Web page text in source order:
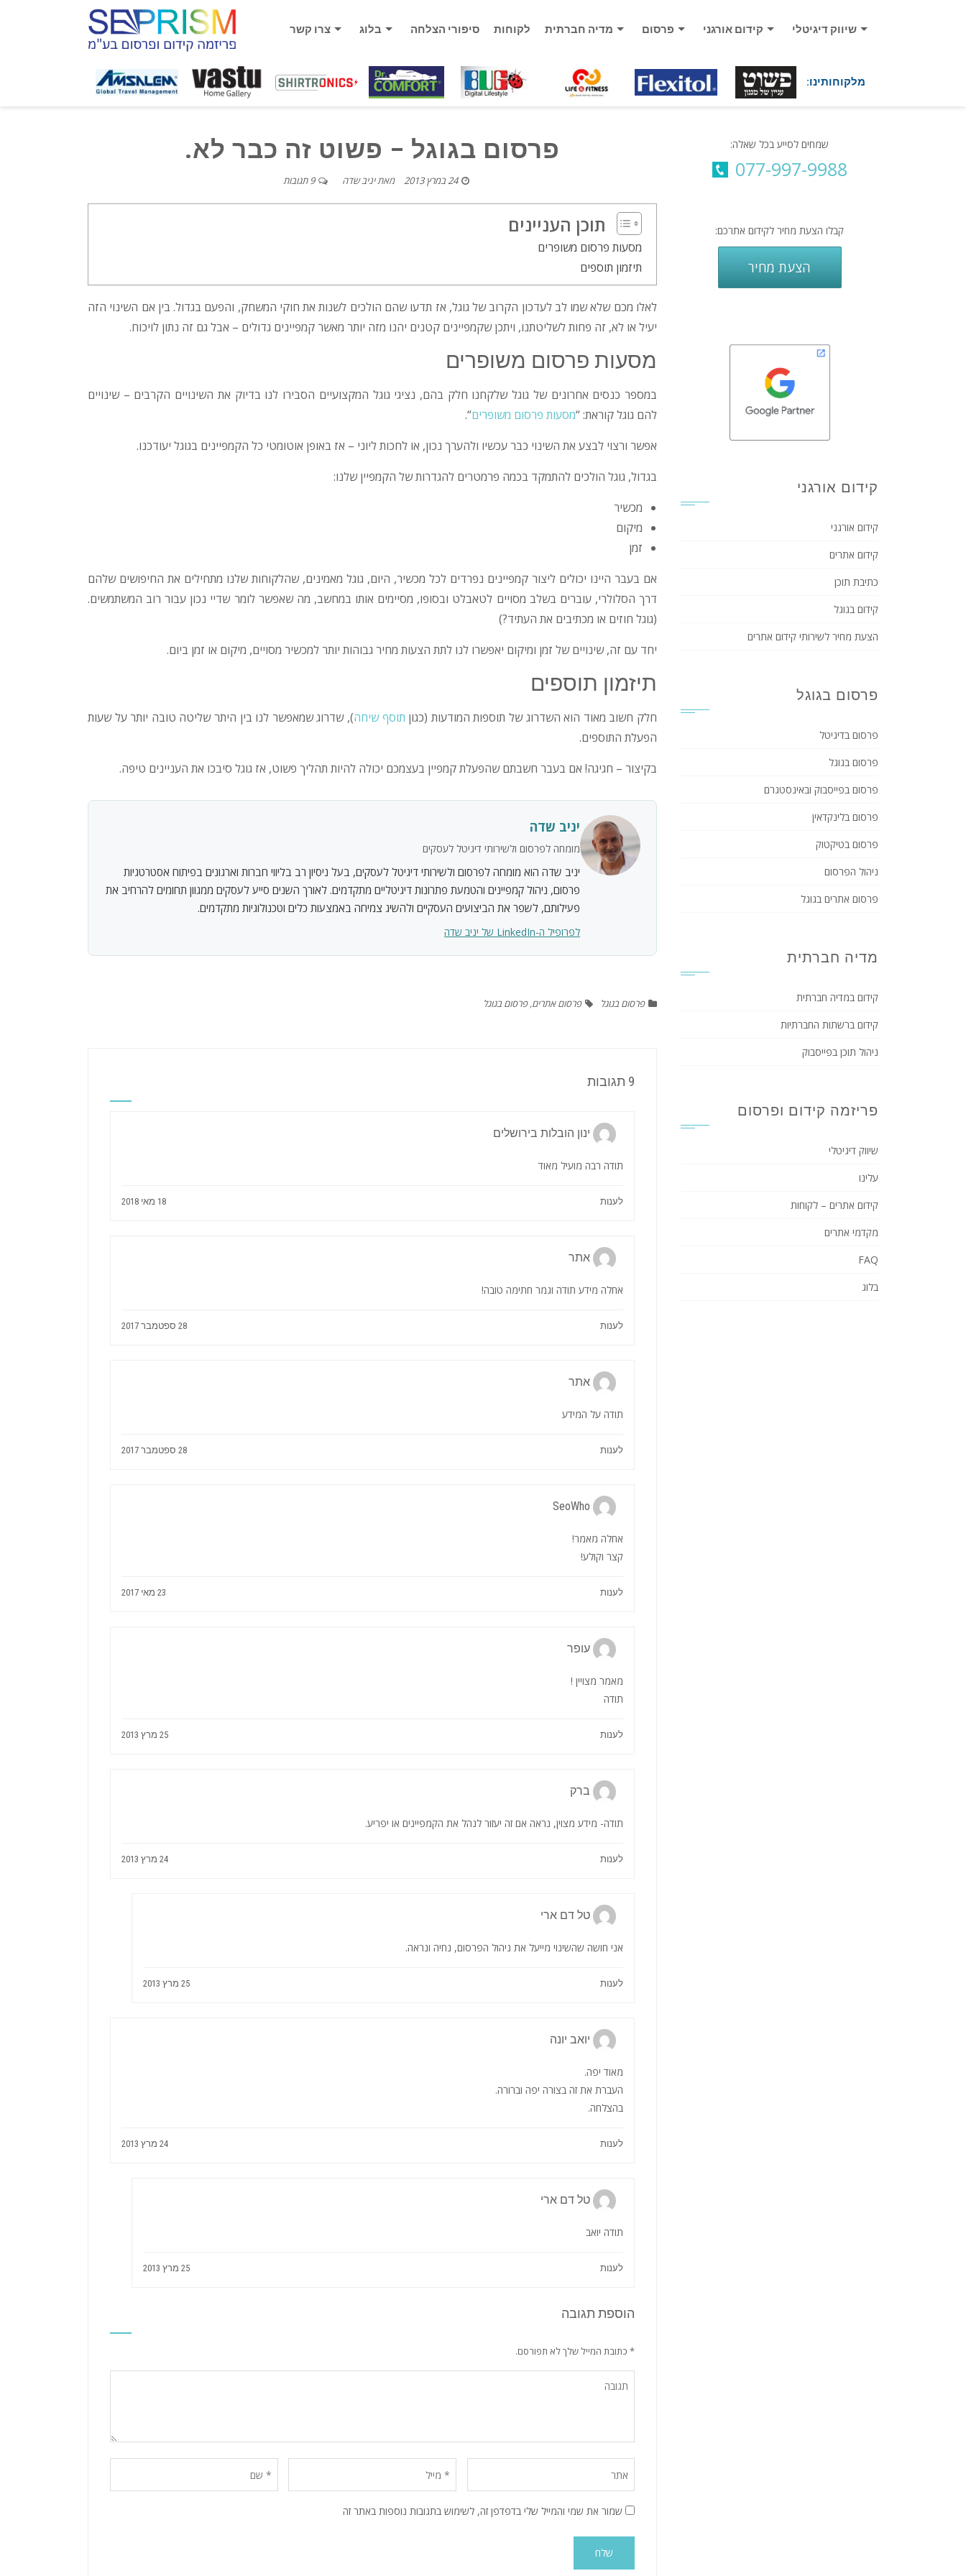
שיווק דיגיטלי קידום אורגני פרסום מדיה חברתית לקוחות סיפורי הצלחה בלוג צרו קשר
מלקוחותינו:
פרסום בגוגל – פשוט זה כבר לא.
24 במרץ 2013 מאתיניב שדה 9 תגובות
תוכן העניינים
מסעות פרסום משופרים
תיזמון תוספים
לאלו מכם שלא שמו לב לעדכון הקרוב של גוגל, אז תדעו שהם הולכים לשנות את חוקי המשחק, והפעם בגדול. בין אם השינוי הזה
יעיל או לא, זה פחות לשליטתנו, ויתכן שקמפיינים קטנים יהנו מזה יותר מאשר קמפיינים גדולים – אבל גם זה נתון לויכוח.
מסעות פרסום משופרים
במספר כנסים אחרונים של גוגל שלקחנו חלק בהם, נציגי גוגל המקצועיים הסבירו לנו בדיוק את השינויים הקרבים – שינויים
להם גוגל קוראת: “מסעות פרסום משופרים“.
אפשר ורצוי לבצע את השינוי כבר עכשיו ולהערך נכון, או לחכות ליוני – אז באופן אוטומטי כל הקמפיינים בגוגל יעודכנו.
בגדול, גוגל הולכים להתמקד בכמה פרמטרים להגדרות של הקמפיין שלנו:
מכשיר
מיקום
זמן
אם בעבר היינו יכולים ליצור קמפיינים נפרדים לכל מכשיר, היום, גוגל מאמינים, שהלקוחות שלנו מתחילים את החיפושים שלהם
דרך הסלולרי, עוברים בשלב מסויים לטאבלט ובסופו, מסיימים אותו במחשב, מה שאפשר לומר שדיי נכון עבור רוב המשתמשים.
(גוגל חוזים או מכתיבים את העתיד?)
יחד עם זה, שינויים של זמן ומיקום יאפשרו לנו לתת הצעות מחיר גבוהות יותר למכשיר מסויים, מיקום או זמן ביום.
תיזמון תוספים
חלק חשוב מאוד הוא השדרוג של תוספות המודעות (כגון תוסף שיחה), שדרוג שמאפשר לנו בין היתר שליטה טובה יותר על שעות
הפעלת התוספים.
בקיצור – חגיגה! אם בעבר חשבתם שהפעלת קמפיין בעצמכם יכולה להיות תהליך פשוט, אז גוגל סיבכו את העניינים טיפה.
יניב שדה
מומחה לפרסום ולשירותי דיגיטל לעסקים
יניב שדה הוא מומחה לפרסום ולשירותי דיגיטל לעסקים, בעל ניסיון רב בליווי חברות וארגונים בפיתוח אסטרטגיות
פרסום, ניהול קמפיינים והטמעת פתרונות דיגיטליים מתקדמים. לאורך השנים סייע לעסקים ממגוון תחומים להרחיב את
פעילותם, לשפר את הביצועים העסקיים ולהשיג צמיחה באמצעות כלים וטכנולוגיות מתקדמים.
לפרופיל ה-LinkedIn של יניב שדה
פרסום בגוגל פרסום אתרים,פרסום בגוגל
9 תגובות
ינון הובלות בירושלים
תודה רבה מועיל מאוד
18 מאי 2018 לענות
אתר
אחלה מידע תודה וגמר חתימה טובה!
28 ספטמבר 2017 לענות
אתר
תודה על המידע
28 ספטמבר 2017 לענות
SeoWho
אחלה מאמר!
קצר וקולע!
23 מאי 2017 לענות
עופר
מאמר מצויין !
תודה
25 מרץ 2013 לענות
ברק
תודה- מידע מצוין, נראה אם זה יעזור לנהל את הקמפיינים או יפריע.
24 מרץ 2013 לענות
טל דם ארי
אני חושה שהשינוי מייעל את ניהול הפרסום, נחיה ונראה.
25 מרץ 2013 לענות
יואב יונה
מאוד יפה.
העברת את זה בצורה יפה וברורה.
בהצלחה.
24 מרץ 2013 לענות
טל דם ארי
תודה יואב
25 מרץ 2013 לענות
הוספת תגובה
* כתובת המייל שלך לא תפורסם.
שמור את שמי והמייל שלי בדפדפן זה, לשימוש בתגובות נוספות באתר זה
שמחים לסייע בכל שאלה:
077-997-9988
קבלו הצעת מחיר לקידום אתרכם:
הצעת מחיר
קידום אורגני
קידום אורגני
קידום אתרים
כתיבת תוכן
קידום בגוגל
הצעת מחיר לשירותי קידום אתרים
פרסום בגוגל
פרסום בדיגיטל
פרסום בגוגל
פרסום בפייסבוק ובאינסטגרם
פרסום בלינקדאין
פרסום בטיקטוק
ניהול הפרסום
פרסום אתרים בגוגל
מדיה חברתית
קידום במדיה חברתית
קידום ברשתות החברתיות
ניהול תוכן בפייסבוק
פריזמה קידום ופרסום
שיווק דיגיטלי
עלינו
קידום אתרים – לקוחות
מקדמי אתרים
FAQ
בלוג